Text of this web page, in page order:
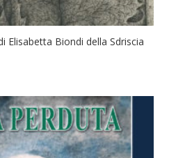
Elisabetta Biondi della Sdriscia